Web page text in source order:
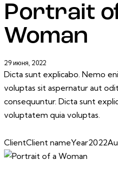
Portrait
Woman
29 июня, 2022
Dicta sunt explicabo. Nemo
voluptas sit aspernatur aut
consequuntur. Dicta sunt
voluptatem quia voluptas.
ClientClient nameYear2022
Twitter-
Facebook
Share-
Copy